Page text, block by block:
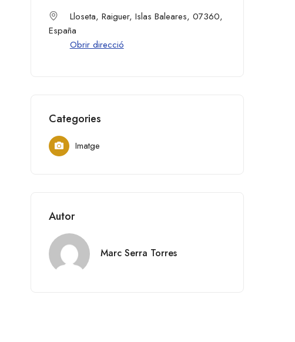
Lloseta, Raiguer, Islas Baleares, 07360,
España
Obrir direcció
Categories
Imatge
Autor
Marc Serra Torres